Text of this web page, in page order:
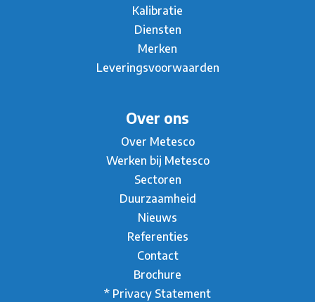
Kalibratie
Diensten
Merken
Leveringsvoorwaarden
Over ons
Over Metesco
Werken bij Metesco
Sectoren
Duurzaamheid
Nieuws
Referenties
Contact
Brochure
* Privacy Statement